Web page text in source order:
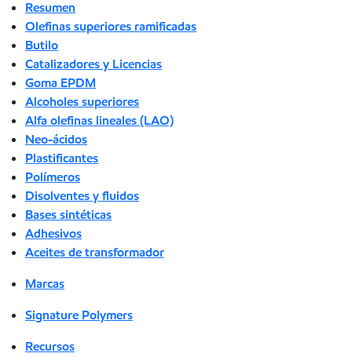
Resumen
Olefinas superiores ramificadas
Butilo
Catalizadores y Licencias
Goma EPDM
Alcoholes superiores
Alfa olefinas lineales (LAO)
Neo-ácidos
Plastificantes
Polímeros
Disolventes y fluidos
Bases sintéticas
Adhesivos
Aceites de transformador
Marcas
Signature Polymers
Recursos